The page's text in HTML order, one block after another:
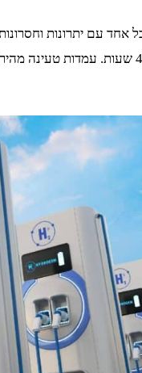
התקנה ייעודית, אך יכולות לטעון